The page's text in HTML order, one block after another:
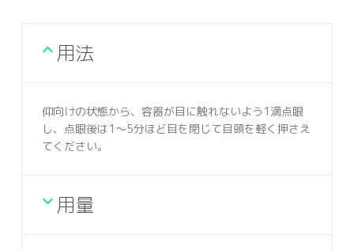
用法
仰向けの状態から、容器が目に触れないよう1滴点眼
し、点眼後は1〜5分ほど目を閉じて目頭を軽く押さえ
てください。
用量